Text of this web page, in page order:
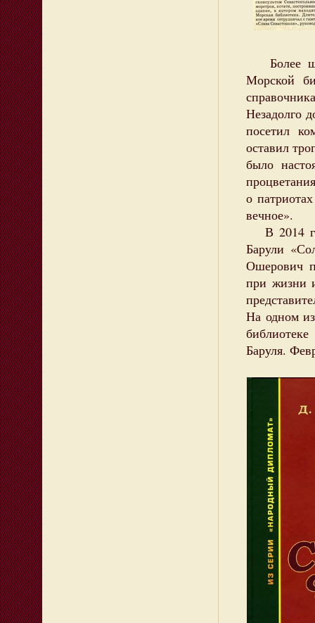
Более
Морской
Незадолго
посетил
оставил
было
о
вечное».
В 2014
Барули
Ошерович
при жизни
На одном
Баруля.